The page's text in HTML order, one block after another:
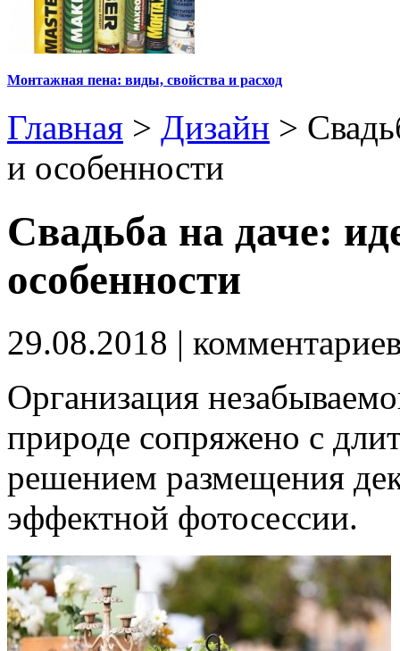
Монтажная пена: виды, свойства и расход
Главная > Дизайн >
и особенности
Свадьба на даче:
особенности
29.08.2018 |
Организация
природе сопряжено с
решением размещения
эффектной фотосессии.